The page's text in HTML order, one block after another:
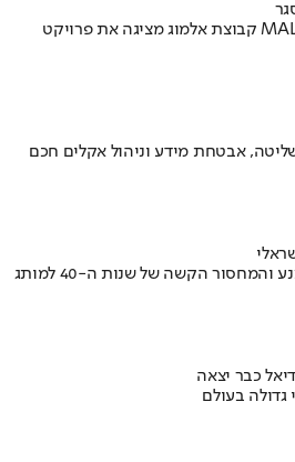
קבוצת אלמוג מציגה את פרויקט MALA: מגדלי הפרימיום האחרונים
אבטחת מידע וניהול אקלים חכם
איך אסם הפכה את תקופת הצנע והמחסור הקשה של שנות ה-40 למותג
כבר יצאה
בעולם